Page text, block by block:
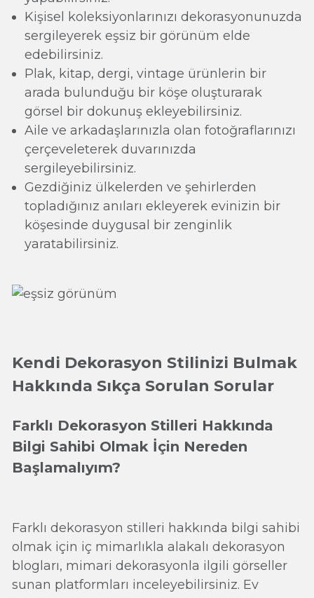
Kişisel koleksiyonlarınızı dekorasyonunuzda
sergileyerek eşsiz bir görünüm elde
edebilirsiniz.
Plak, kitap, dergi, vintage ürünlerin bir
arada bulunduğu bir köşe oluşturarak
görsel bir dokunuş ekleyebilirsiniz.
Aile ve arkadaşlarınızla olan fotoğraflarınızı
çerçeveleterek duvarınızda
sergileyebilirsiniz.
Gezdiğiniz ülkelerden ve şehirlerden
topladığınız anıları ekleyerek evinizin bir
köşesinde duygusal bir zenginlik
yaratabilirsiniz.
Kendi Dekorasyon Stilinizi Bulmak
Hakkında Sıkça Sorulan Sorular
Farklı Dekorasyon Stilleri Hakkında
Bilgi Sahibi Olmak İçin Nereden
Başlamalıyım?
Farklı dekorasyon stilleri hakkında bilgi sahibi
olmak için iç mimarlıkla alakalı dekorasyon
blogları, mimari dekorasyonla ilgili görseller
sunan platformları inceleyebilirsiniz. Ev